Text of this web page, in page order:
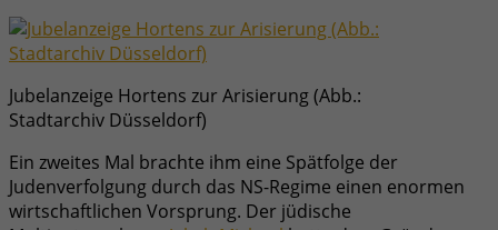
Jubelanzeige Hortens zur Arisierung (Abb.:
Stadtarchiv Düsseldorf)
Ein zweites Mal brachte ihm eine Spätfolge der
Judenverfolgung durch das NS-Regime einen enormen
wirtschaftlichen Vorsprung. Der jüdische